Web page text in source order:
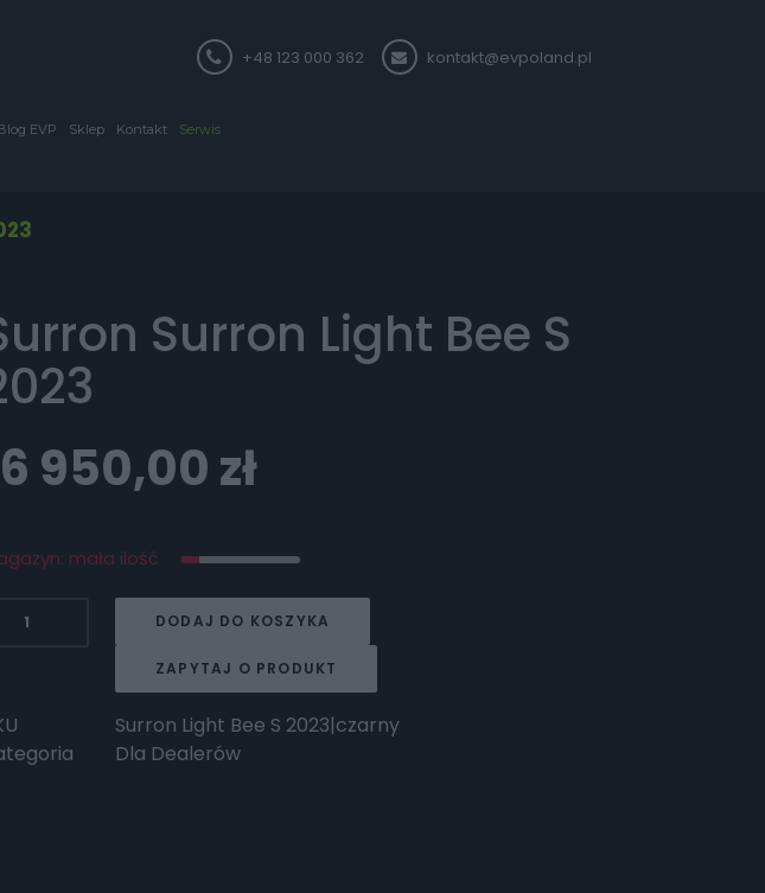
+48 123 000 362 kontakt@evpoland.pl
EVP Sklep Kontakt Serwis
Surron Light Bee S
950,00zł
mała ilość
DODAJ DO KOSZYKA
ZAPYTAJ O PRODUKT
Surron Light Bee S 2023|czarny
Dla Dealerów